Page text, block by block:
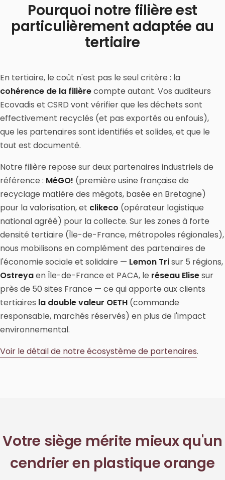
Pourquoi notre filière est
particulièrement adaptée au
tertiaire
En tertiaire, le coût n'est pas le seul critère : la
cohérence de la filièrecompte autant. Vos auditeurs
Ecovadis et CSRD vont vérifier que les déchets sont
effectivement recyclés (et pas exportés ou enfouis),
que les partenaires sont identifiés et solides, et que le
tout est documenté.
Notre filière repose sur deux partenaires industriels de
référence : MéGO! (première usine française de
recyclage matière des mégots, basée en Bretagne)
pour la valorisation, et clikeco (opérateur logistique
national agréé) pour la collecte. Sur les zones à forte
densité tertiaire (Île-de-France, métropoles régionales),
nous mobilisons en complément des partenaires de
l'économie sociale et solidaire — Lemon Trisur 5 régions,
Ostreyaen Île-de-France et PACA, le réseau Elisesur
près de 50 sites France — ce qui apporte aux clients
tertiaires la double valeur OETH (commande
responsable, marchés réservés) en plus de l'impact
environnemental.
Voir le détail de notre écosystème de partenaires.
Votre siège mérite mieux qu'un
cendrier en plastique orange